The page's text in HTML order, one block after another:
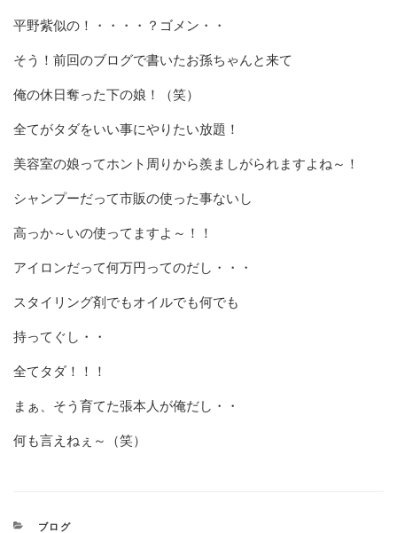
平野紫似の！・・・・？ゴメン・・
そう！前回のブログで書いたお孫ちゃんと来て
俺の休日奪った下の娘！（笑）
全てがタダをいい事にやりたい放題！
美容室の娘ってホント周りから羨ましがられますよね～！
シャンプーだって市販の使った事ないし
高っか～いの使ってますよ～！！
アイロンだって何万円ってのだし・・・
スタイリング剤でもオイルでも何でも
持ってぐし・・
全てタダ！！！
まぁ、そう育てた張本人が俺だし・・
何も言えねぇ～（笑）
カ
ブログ